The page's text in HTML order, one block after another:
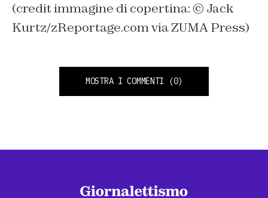
(credit immagine di copertina: © Jack
Kurtz/zReportage.com via ZUMA Press)
MOSTRA I COMMENTI (0)